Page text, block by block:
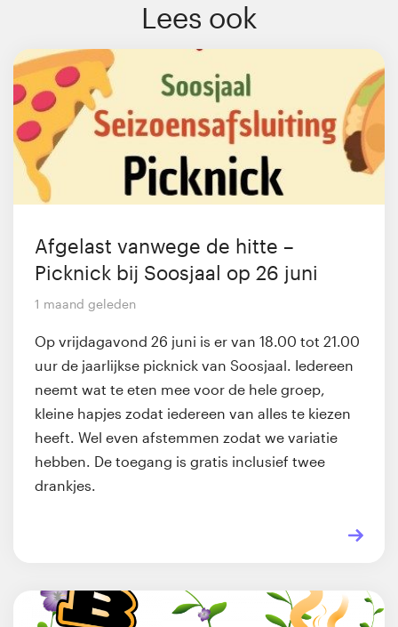
Lees ook
Afgelast vanwege de hitte –
Picknick bij Soosjaal op 26 juni
1 maand geleden
Op vrijdagavond 26 juni is er van 18.00 tot 21.00
uur de jaarlijkse picknick van Soosjaal. Iedereen
neemt wat te eten mee voor de hele groep,
kleine hapjes zodat iedereen van alles te kiezen
heeft. Wel even afstemmen zodat we variatie
hebben. De toegang is gratis inclusief twee
drankjes.